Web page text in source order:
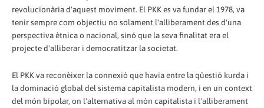
revolucionària d'aquest moviment. El PKK es va fundar el 1978, va
tenir sempre com objectiu no solament l'alliberament des d'una
perspectiva ètnica o nacional, sinó que la seva finalitat era el
projecte d'alliberar i democratitzar la societat.
El PKK va reconèixer la connexió que havia entre la qüestió kurda i
la dominació global del sistema capitalista modern, i en un context
del món bipolar, on l'alternativa al món capitalista i l'alliberament